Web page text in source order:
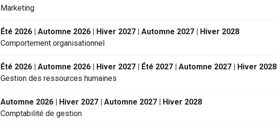
Marketing
Été 2026 | Automne 2026 | Hiver 2027 | Automne 2027 | Hiver 2028
Comportement organisationnel
Été 2026 | Automne 2026 | Hiver 2027 | Été 2027 | Automne 2027 | Hiver 2028
Gestion des ressources humaines
Automne 2026 | Hiver 2027 | Automne 2027 | Hiver 2028
Comptabilité de gestion